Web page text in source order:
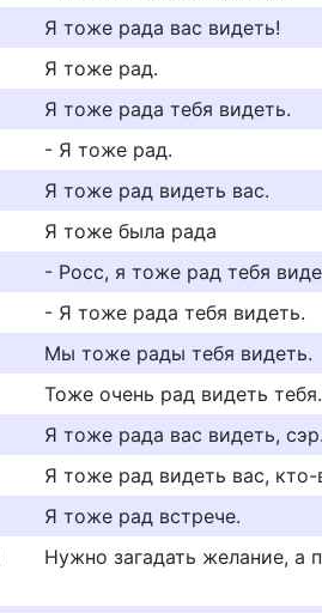
Я тоже рада вас видеть!
Я тоже рад.
Я тоже рада тебя видеть.
- Я тоже рад.
Я тоже рад видеть вас.
Я тоже была рада
- Росс, я тоже рад тебя
- Я тоже рада тебя видеть.
Мы тоже рады тебя видеть.
Тоже очень рад видеть тебя.
Я тоже рада вас видеть, сэр.
Я тоже рад видеть вас,
Я тоже рад встрече.
Hужно загадать желание, а